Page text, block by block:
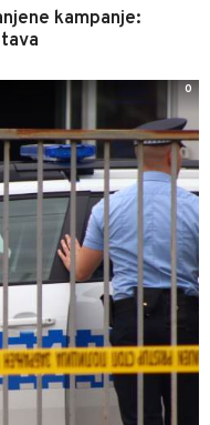
kampanje:
0